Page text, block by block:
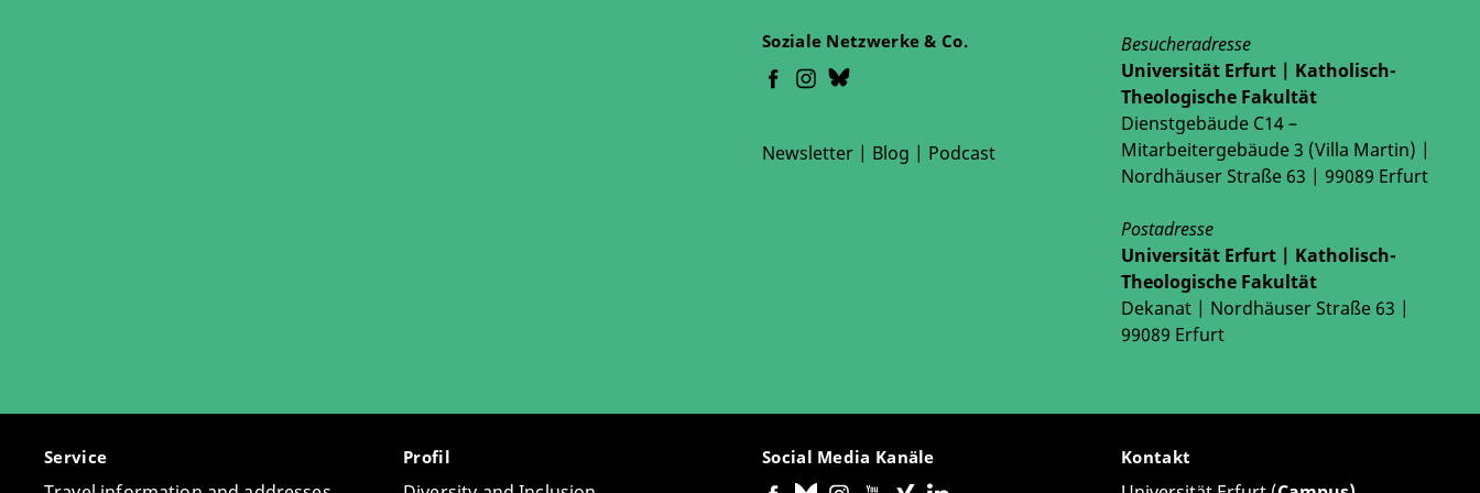
Soziale Netzwerke & Co.
Newsletter | Blog | Podcast
Besucheradresse
Universität Erfurt | Katholisch-
Theologische Fakultät
Dienstgebäude C14 –
Mitarbeitergebäude 3 (Villa Martin) |
Nordhäuser Straße 63 | 99089 Erfurt
Postadresse
Universität Erfurt | Katholisch-
Theologische Fakultät
Dekanat | Nordhäuser Straße 63 |
99089 Erfurt
Service Profil Social Media Kanäle Kontakt